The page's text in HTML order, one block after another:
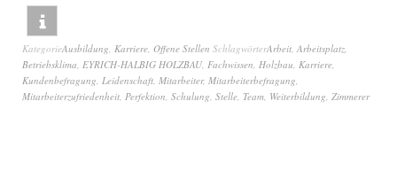
KategorieAusbildung, Karriere, Offene Stellen SchlagwörterArbeit, Arbeitsplatz,
Betriebsklima, EYRICH-HALBIG HOLZBAU, Fachwissen, Holzbau, Karriere,
Kundenbefragung, Leidenschaft, Mitarbeiter, Mitarbeiterbefragung,
Mitarbeiterzufriedenheit, Perfektion, Schulung, Stelle, Team, Weiterbildung, Zimmerer